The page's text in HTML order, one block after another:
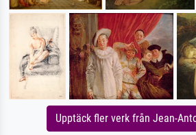
Upptäck fler verk från Jean-